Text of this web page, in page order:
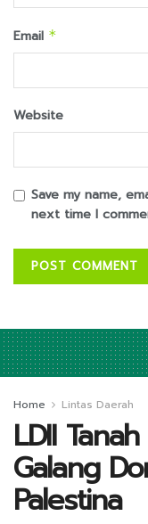
Email *
Website
Save my name,
next time I
Home Lintas Daerah
LDII
Galang
Palestina